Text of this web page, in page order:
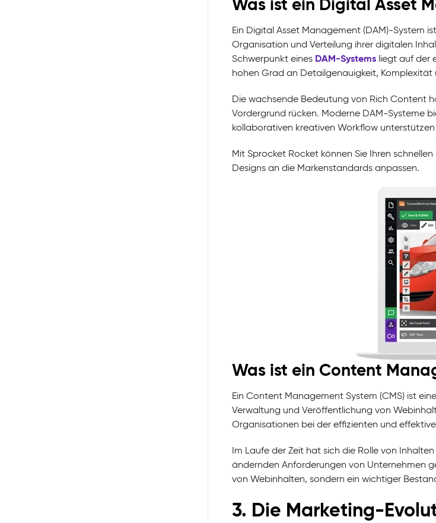
Was ist ein Digital Asset
Ein Digital Asset Management (DAM)-System
Organisation und Verteilung ihrer digitalen
Schwerpunkt eines DAM-Systemsliegt auf der
hohen Grad an Detailgenauigkeit,
Die wachsende Bedeutung von Rich Content
Vordergrund rücken. Moderne DAM-Systeme
kollaborativen kreativen Workflow
Mit Sprocket Rocket können Sie Ihren
Designs an die Markenstandards anpassen.
Was ist ein Content
Ein Content Management System (CMS) ist
Verwaltung und Veröffentlichung von
Organisationen bei der effizienten und
Im Laufe der Zeit hat sich die Rolle von
ändernden Anforderungen von Unternehmen
von Webinhalten, sondern ein wichtiger
3. Die Marketing-